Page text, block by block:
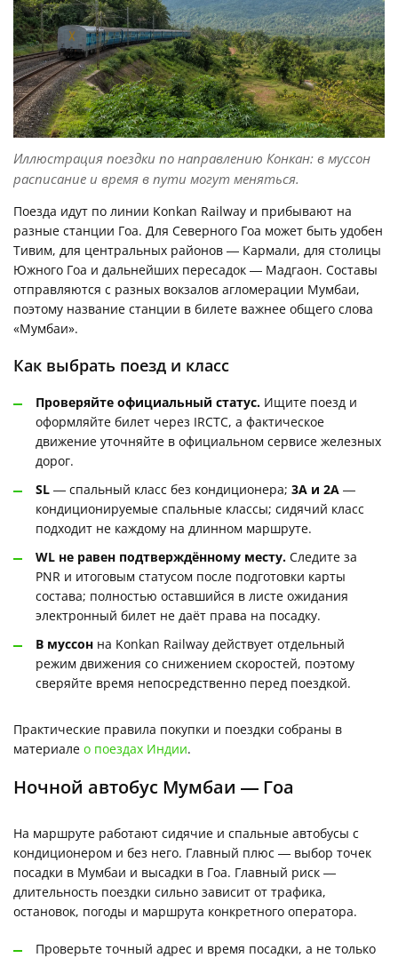
Иллюстрация поездки по направлению Конкан: в муссон
расписание и время в пути могут меняться.
Поезда идут по линии Konkan Railway и прибывают на
разные станции Гоа. Для Северного Гоа может быть удобен
Тивим, для центральных районов — Кармали, для столицы
Южного Гоа и дальнейших пересадок — Мадгаон. Составы
отправляются с разных вокзалов агломерации Мумбаи,
поэтому название станции в билете важнее общего слова
«Мумбаи».
Как выбрать поезд и класс
Проверяйте официальный статус. Ищите поезд и
оформляйте билет через IRCTC, а фактическое
движение уточняйте в официальном сервисе железных
дорог.
SL — спальный класс без кондиционера; 3A и 2A —
кондиционируемые спальные классы; сидячий класс
подходит не каждому на длинном маршруте.
WL не равен подтверждённому месту. Следите за
PNR и итоговым статусом после подготовки карты
состава; полностью оставшийся в листе ожидания
электронный билет не даёт права на посадку.
В муссон на Konkan Railway действует отдельный
режим движения со снижением скоростей, поэтому
сверяйте время непосредственно перед поездкой.
Практические правила покупки и поездки собраны в
материале о поездах Индии.
Ночной автобус Мумбаи — Гоа
На маршруте работают сидячие и спальные автобусы с
кондиционером и без него. Главный плюс — выбор точек
посадки в Мумбаи и высадки в Гоа. Главный риск —
длительность поездки сильно зависит от трафика,
остановок, погоды и маршрута конкретного оператора.
Проверьте точный адрес и время посадки, а не только